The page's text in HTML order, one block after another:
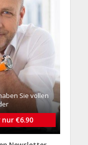
Sie vollen
€6.90